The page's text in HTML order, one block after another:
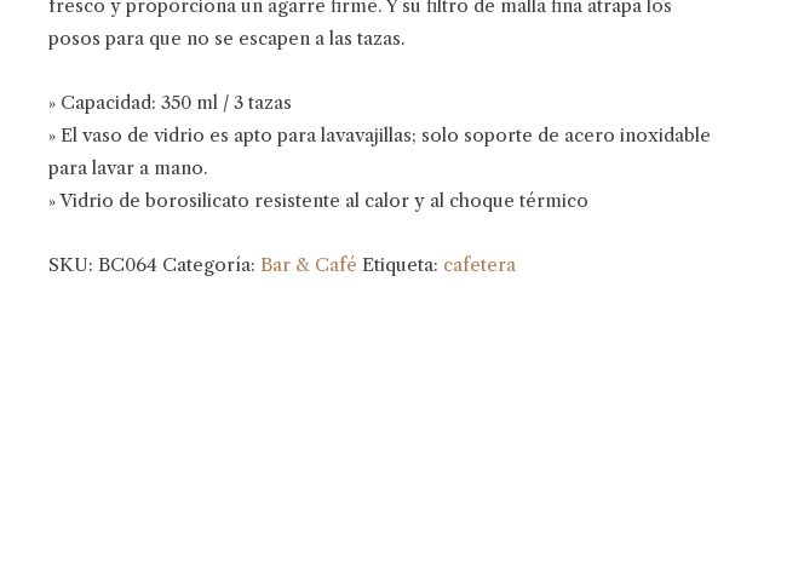
fresco y proporciona un agarre firme. Y su filtro de malla fina atrapa los
posos para que no se escapen a las tazas.
» Capacidad: 350 ml / 3 tazas
» El vaso de vidrio es apto para lavavajillas; solo soporte de acero inoxidable
para lavar a mano.
» Vidrio de borosilicato resistente al calor y al choque térmico
SKU: BC064 Categoría: Bar & Café Etiqueta: cafetera